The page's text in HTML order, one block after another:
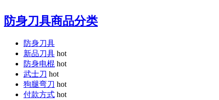
防身刀具商品分类
防身刀具
新品刀具 hot
防身电棍 hot
武士刀 hot
狗腿弯刀 hot
付款方式 hot